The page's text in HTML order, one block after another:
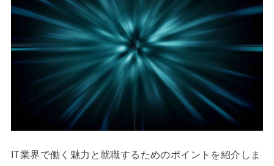
IT業界で働く魅力と就職するためのポイントを紹介しま